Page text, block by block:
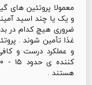
معمولا پروتئین های
و یک یا چند اسید
ضروری هیچ کدام در
غذا تأمین شوند .
و عملکرد درست و
هستند .